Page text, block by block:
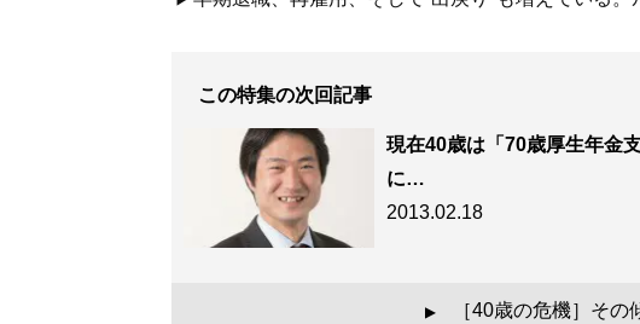
この特集の次回記事
現在40歳は「70歳厚生年金
に…
2013.02.18
▲ ［40歳の危機］そ